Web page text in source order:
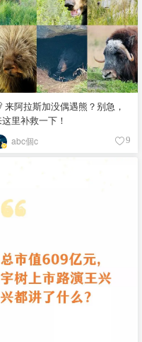
来阿拉斯加没偶遇熊？别急，
里补救一下！
abc個c 9